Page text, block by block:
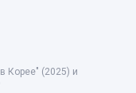
Корее" (2025) и